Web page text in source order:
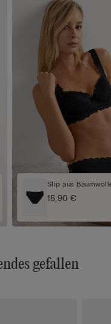
Slip aus
15,90 €
gefallen